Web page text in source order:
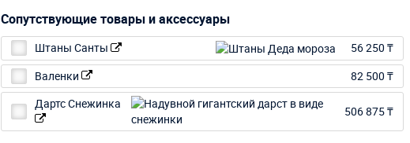
Сопутствующие товары и аксессуары
Штаны Санты
56 250 ₸
Валенки
82 500 ₸
Дартс Снежинка
506 875 ₸